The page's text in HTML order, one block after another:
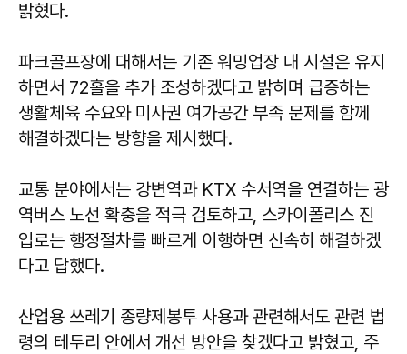
밝혔다.
파크골프장에 대해서는 기존 워밍업장 내 시설은 유지
하면서 72홀을 추가 조성하겠다고 밝히며 급증하는
생활체육 수요와 미사권 여가공간 부족 문제를 함께
해결하겠다는 방향을 제시했다.
교통 분야에서는 강변역과 KTX 수서역을 연결하는 광
역버스 노선 확충을 적극 검토하고, 스카이폴리스 진
입로는 행정절차를 빠르게 이행하면 신속히 해결하겠
다고 답했다.
산업용 쓰레기 종량제봉투 사용과 관련해서도 관련 법
령의 테두리 안에서 개선 방안을 찾겠다고 밝혔고, 주